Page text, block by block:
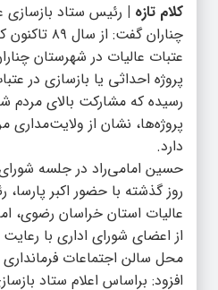
کلام تازه | رئیس ستاد بازسازی
چناران گفت:
پروژه احداثی یا بازسازی در
رسیده که مشارکت بالای مردم
پروژه‌ها، نشان از
دارد.
حسین امامی‌راد در جلسه
روز گذشته با حضور اکبر
عالیات استان خراسان رضوی،
از اعضای شورای اداری با
محل سالن اجتماعات فرمانداری
افزود: براساس اعلام ستاد